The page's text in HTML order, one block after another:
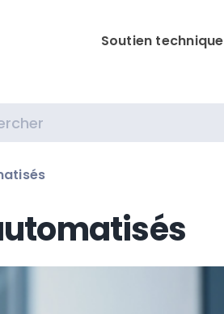
Soutien technique